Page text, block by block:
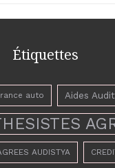
Étiquettes
auto Aides
AUDISTYA